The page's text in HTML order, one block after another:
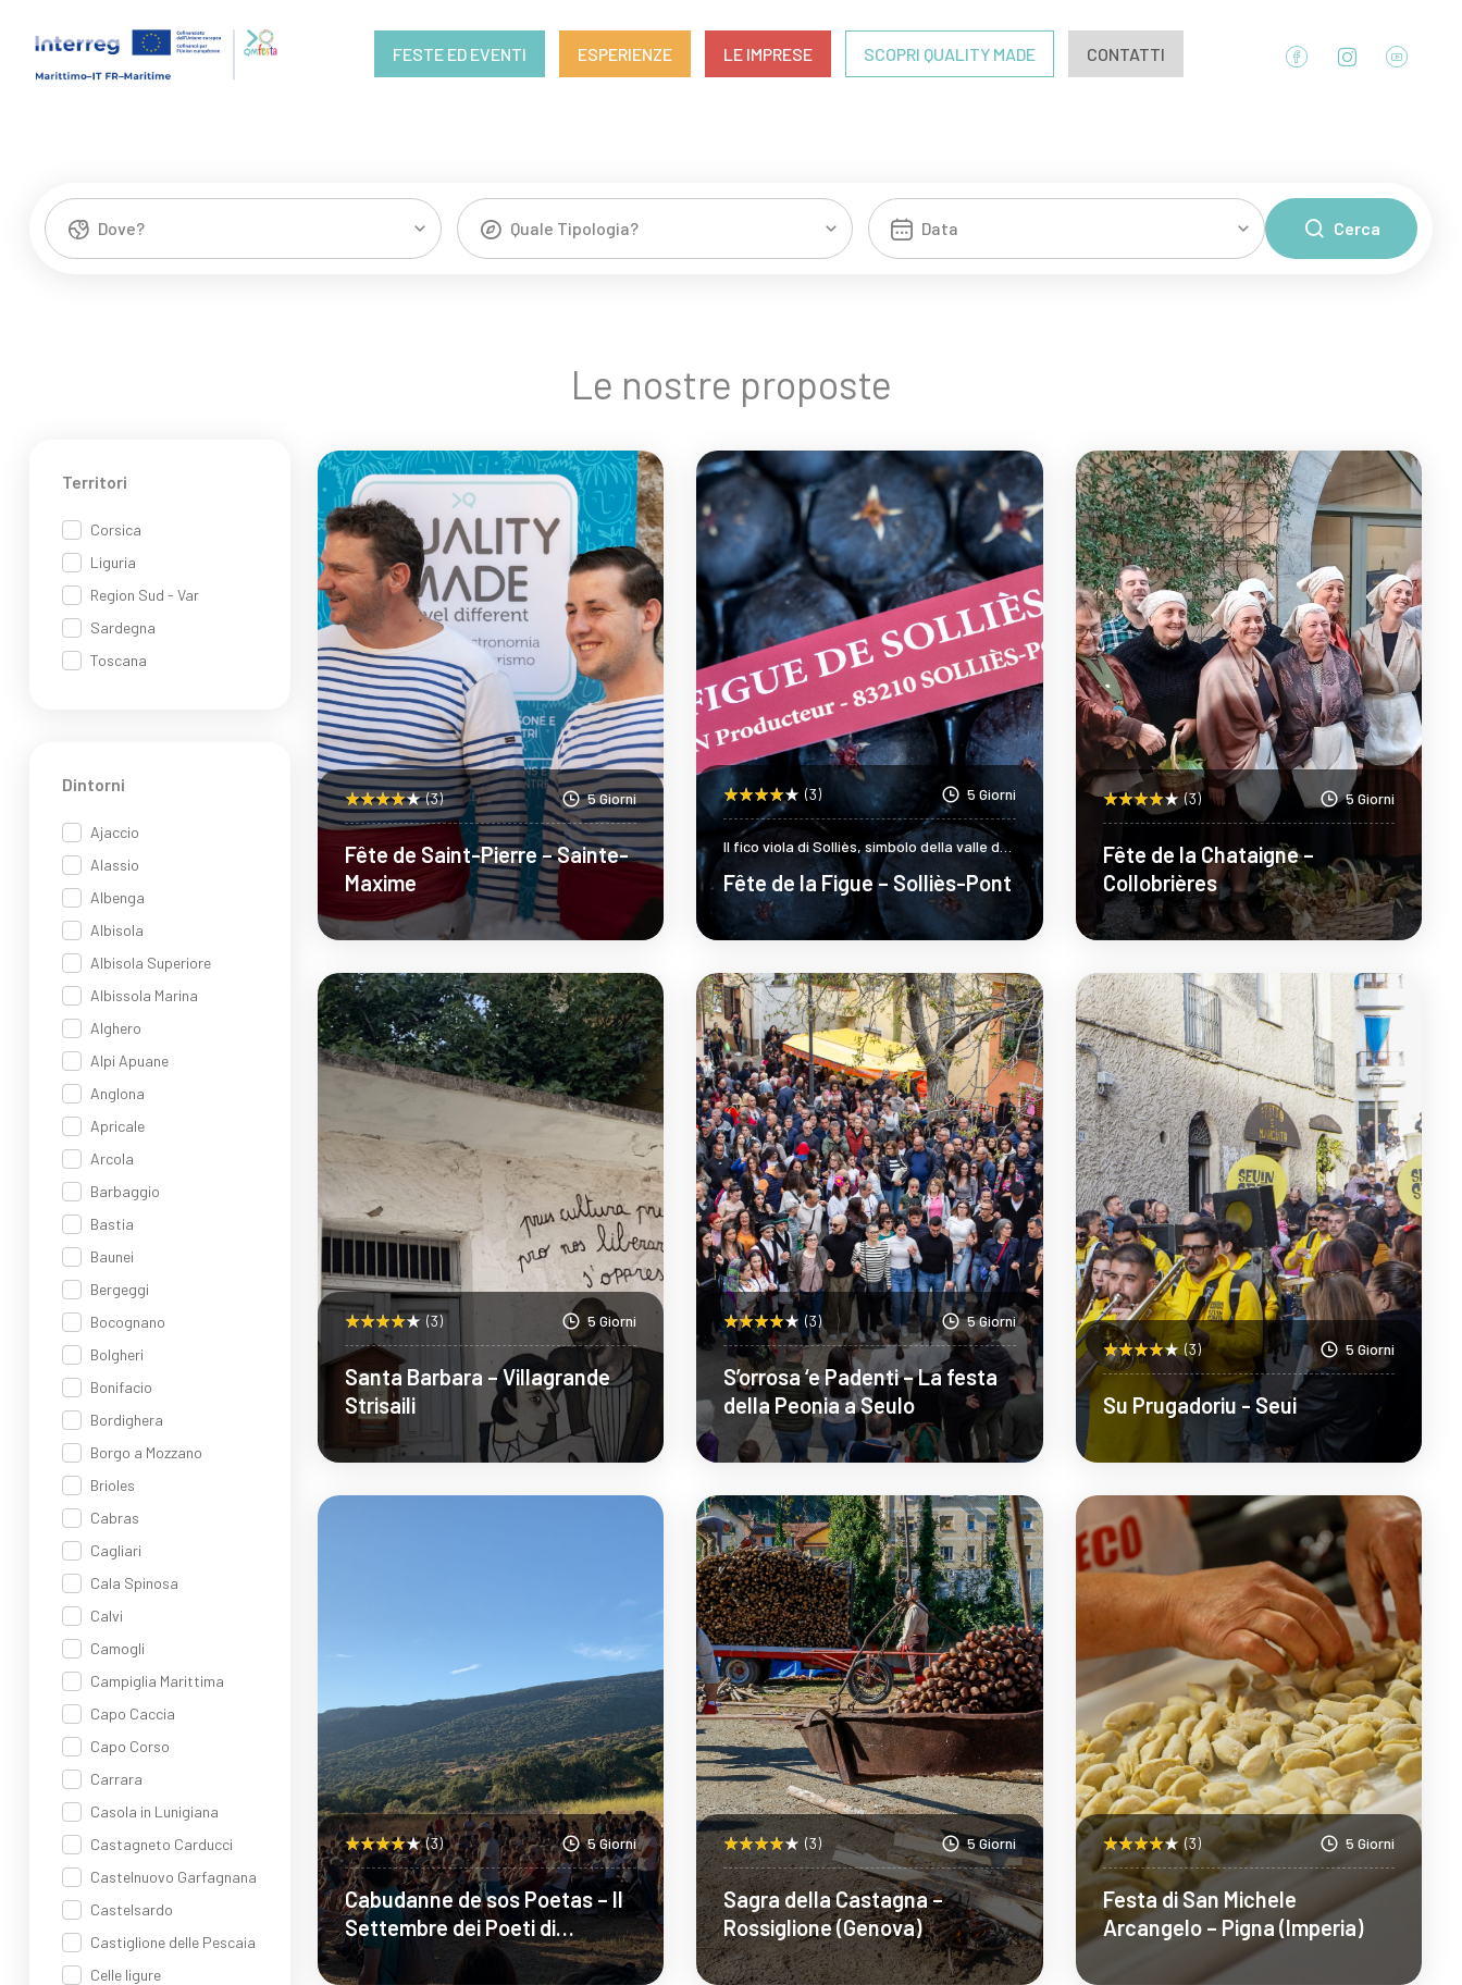
FESTE ED EVENTI ESPERIENZE LE IMPRESE SCOPRI QUALITY MADE CONTATTI
Dove? Quale Tipologia? Cerca
Le nostre proposte
Territori
Corsica
Liguria
Region Sud - Var
Sardegna
Toscana
Dintorni
Ajaccio
Alassio
Albenga
Albisola
Albisola Superiore
Albissola Marina
Alghero
Alpi Apuane
Anglona
Apricale
Arcola
Barbaggio
Bastia
Baunei
Bergeggi
Bocognano
Bolgheri
Bonifacio
Bordighera
Borgo a Mozzano
Brioles
Cabras
Cagliari
Cala Spinosa
Calvi
Camogli
Campiglia Marittima
Capo Caccia
Capo Corso
Carrara
Casola in Lunigiana
Castagneto Carducci
Castelnuovo Garfagnana
Castelsardo
Castiglione delle Pescaia
Celle ligure
(3) 5 Giorni
Fête de Saint-Pierre – Sainte-
Maxime
Scopri Di Più
(3) 5 Giorni
Il fico viola di Solliès, simbolo della valle del
Gapeau, tra tradizione, gastronomia e
cultura locale
Fête de la Figue – Solliès-Pont
Scopri Di Più
(3) 5 Giorni
Fête de la Chataigne –
Collobrières
Scopri Di Più
(3) 5 Giorni
Santa Barbara – Villagrande
Strisaili
(3) 5 Giorni
S’orrosa ‘e Padenti – La festa
della Peonia a Seulo
Scopri Di Più
(3) 5 Giorni
Su Prugadoriu - Seui
Scopri Di Più
(3) 5 Giorni
Cabudanne de sos Poetas – Il
Settembre dei Poeti di
Seneghe
(3) 5 Giorni
Sagra della Castagna –
Rossiglione (Genova)
(3) 5 Giorni
Festa di San Michele
Arcangelo – Pigna (Imperia)